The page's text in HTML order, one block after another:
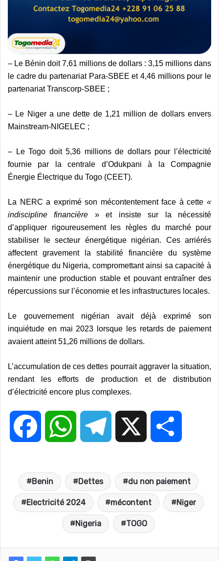
– Le Bénin doit 7,61 millions de dollars : 3,15 millions dans
le cadre du partenariat Para-SBEE et 4,46 millions pour le
partenariat Transcorp-SBEE ;
– Le Niger a une dette de 1,21 million de dollars envers
Mainstream-NIGELEC ;
– Le Togo doit 5,36 millions de dollars pour l’électricité
fournie par la centrale d’Odukpani à la Compagnie
Énergie Électrique du Togo (CEET).
La NERC a exprimé son mécontentement face à cette «
indiscipline financière » et insiste sur la nécessité
d’appliquer rigoureusement les règles du marché pour
stabiliser le secteur énergétique nigérian. Ces arriérés
affectent gravement la stabilité financière du système
énergétique du Nigeria, compromettant ainsi sa capacité à
maintenir une production stable et pouvant entraîner des
répercussions sur l’économie et les infrastructures locales.
Le gouvernement nigérian avait déjà exprimé son
inquiétude en mai 2023 lorsque les retards de paiement
avaient atteint 51,26 millions de dollars.
L’accumulation de ces dettes pourrait aggraver la situation,
rendant les efforts de production et de distribution
d’électricité encore plus complexes.
c
b
a
t
s
e
g
r
a
Benin Dettes du non paiement
Electricité 2024 mécontent Niger
Nigeria TOGO